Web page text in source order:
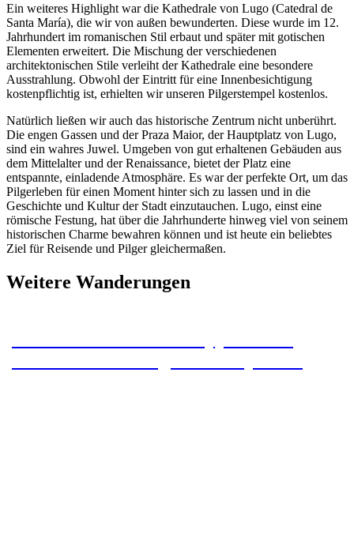
Ein weiteres Highlight war die Kathedrale von Lugo (Catedral de
Santa María), die wir von außen bewunderten. Diese wurde im 12.
Jahrhundert im romanischen Stil erbaut und später mit gotischen
Elementen erweitert. Die Mischung der verschiedenen
architektonischen Stile verleiht der Kathedrale eine besondere
Ausstrahlung. Obwohl der Eintritt für eine Innenbesichtigung
kostenpflichtig ist, erhielten wir unseren Pilgerstempel kostenlos.
Natürlich ließen wir auch das historische Zentrum nicht unberührt.
Die engen Gassen und der Praza Maior, der Hauptplatz von Lugo,
sind ein wahres Juwel. Umgeben von gut erhaltenen Gebäuden aus
dem Mittelalter und der Renaissance, bietet der Platz eine
entspannte, einladende Atmosphäre. Es war der perfekte Ort, um das
Pilgerleben für einen Moment hinter sich zu lassen und in die
Geschichte und Kultur der Stadt einzutauchen. Lugo, einst eine
römische Festung, hat über die Jahrhunderte hinweg viel von seinem
historischen Charme bewahren können und ist heute ein beliebtes
Ziel für Reisende und Pilger gleichermaßen.
Weitere Wanderungen